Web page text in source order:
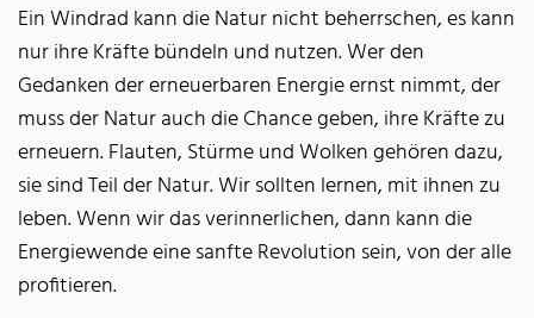
Ein Windrad kann die Natur nicht beherrschen, es kann
nur ihre Kräfte bündeln und nutzen. Wer den
Gedanken der erneuerbaren Energie ernst nimmt, der
muss der Natur auch die Chance geben, ihre Kräfte zu
erneuern. Flauten, Stürme und Wolken gehören dazu,
sie sind Teil der Natur. Wir sollten lernen, mit ihnen zu
leben. Wenn wir das verinnerlichen, dann kann die
Energiewende eine sanfte Revolution sein, von der alle
profitieren.